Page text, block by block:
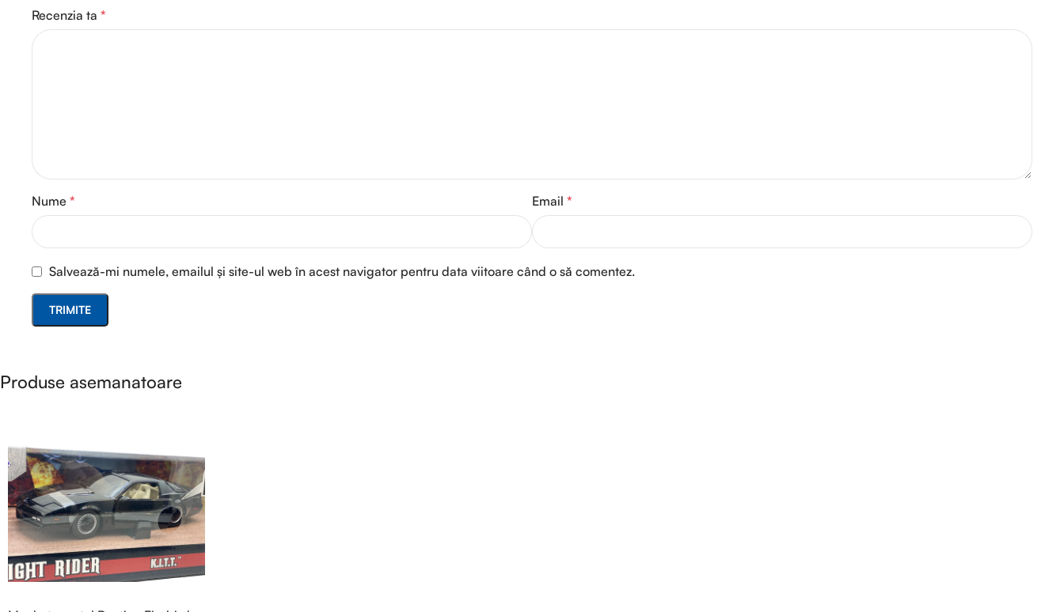
Recenzia ta *
Nume * Email *
Salvează-mi numele, emailul și site-ul web în acest navigator pentru data viitoare când o să comentez.
Produse asemanatoare